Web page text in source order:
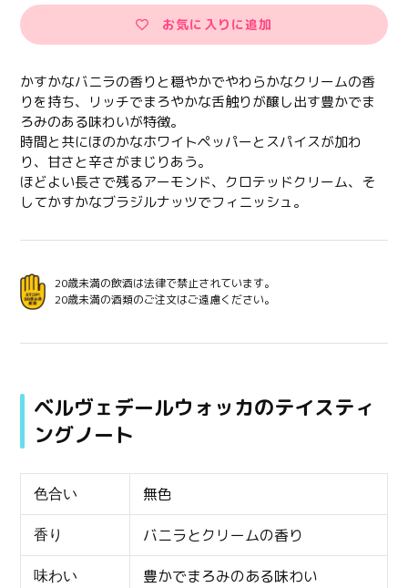
お気に入りに追加
ー
ト
に
商
品
を
追
加
かすかなバニラの香りと穏やかでやわらかなクリームの香
りを持ち、リッチでまろやかな舌触りが醸し出す豊かでま
ろみのある味わいが特徴。
時間と共にほのかなホワイトペッパーとスパイスが加わ
り、甘さと辛さがまじりあう。
ほどよい長さで残るアーモンド、クロテッドクリーム、そ
してかすかなブラジルナッツでフィニッシュ。
20歳未満の飲酒は法律で禁止されています。
20歳未満の酒類のご注文はご遠慮ください。
ベルヴェデールウォッカのテイスティ
ングノート
色合い 無色
香り バニラとクリームの香り
味わい 豊かでまろみのある味わい